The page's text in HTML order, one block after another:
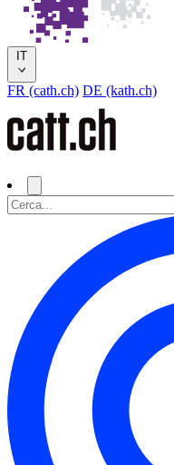
IT
FR (cath.ch) DE (kath.ch)